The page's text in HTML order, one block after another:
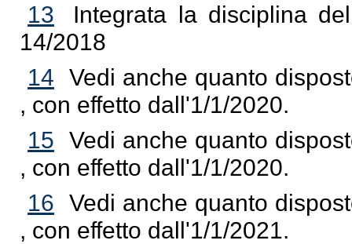
13
Integrata la disciplina
14/2018
14 Vedi anche quanto
, con effetto dall'1/1/2020.
15 Vedi anche quanto
, con effetto dall'1/1/2020.
16 Vedi anche quanto
, con effetto dall'1/1/2021.